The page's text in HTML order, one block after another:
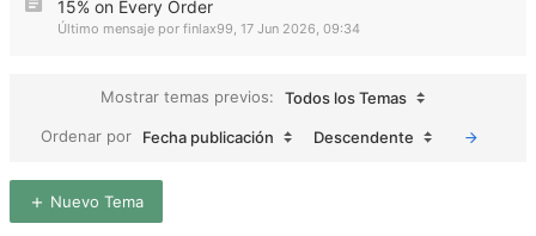
15% on Every Order
Último mensaje por finlax99, 17 Jun 2026, 09:34
Mostrar temas previos:
Todos los Temas
Ordenar por
Fecha publicación Descendente
Nuevo Tema